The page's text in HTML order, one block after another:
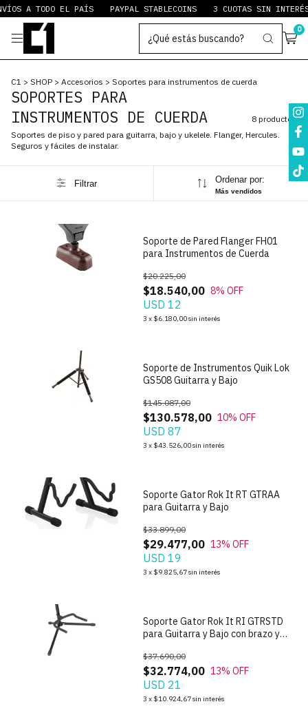
A TODO EL PAÍS PAYPAL STABLECOINS 3 CUOTAS SIN INTERÉS
0
C1 > SHOP > Accesorios > Soportes para instrumentos de cuerda
SOPORTES PARA
INSTRUMENTOS DE CUERDA
8 productos
Soportes de piso y pared para guitarra, bajo y ukelele. Flanger, Hercules.
Seguros y fáciles de instalar.
Filtrar Ordenar por:
Más vendidos
Soporte de Pared Flanger FH01
para Instrumentos de Cuerda
$18.540,00
$20.225,00
8% OFF
USD 12
3 x $6.180,00sin interés
Soporte de Instrumentos Quik Lok
GS508 Guitarra y Bajo
$130.578,00
$145.087,00
10% OFF
USD 87
3 x $43.526,00sin interés
Soporte Gator Rok It RT GTRAA
para Guitarra y Bajo
$29.477,00
$33.899,00
13% OFF
USD 19
3 x $9.825,67sin interés
Soporte Gator Rok It RI GTRSTD
para Guitarra y Bajo con brazo y
$32.774,00
$37.690,00
13% OFF
USD 21
3 x $10.924,67sin interés